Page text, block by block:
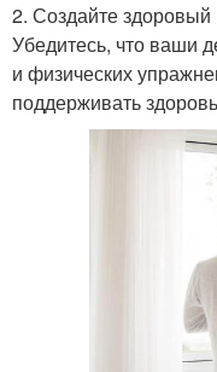
2. Создайте
Убедитесь, что ваши
и физических
поддерживать